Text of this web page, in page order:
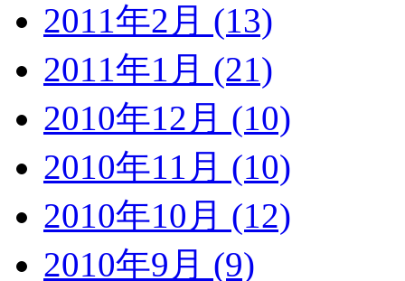
2011年2月 (13)
2011年1月 (21)
2010年12月 (10)
2010年11月 (10)
2010年10月 (12)
2010年9月 (9)